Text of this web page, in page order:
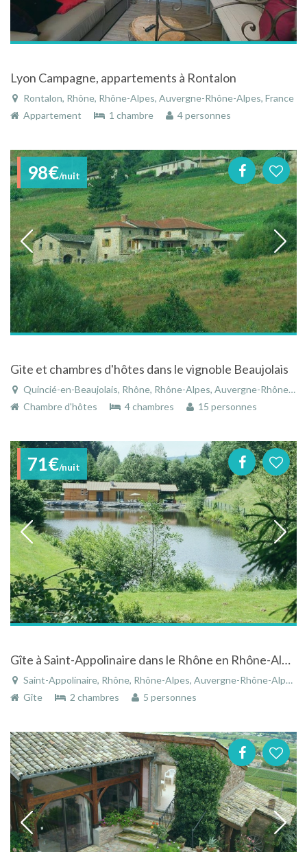
Lyon Campagne, appartements à Rontalon
Rontalon, Rhône, Rhône-Alpes, Auvergne-Rhône-Alpes, France
Appartement
1 chambre 4 personnes
98€/nuit
Gite et chambres d'hôtes dans le vignoble Beaujolais
Quincié-en-Beaujolais, Rhône, Rhône-Alpes, Auvergne-Rhône-Alpes, France
Chambre d'hôtes
4 chambres 15 personnes
71€/nuit
Gîte à Saint-Appolinaire dans le Rhône en Rhône-Alpes avec étang privé
Saint-Appolinaire, Rhône, Rhône-Alpes, Auvergne-Rhône-Alpes, France
Gîte
2 chambres 5 personnes